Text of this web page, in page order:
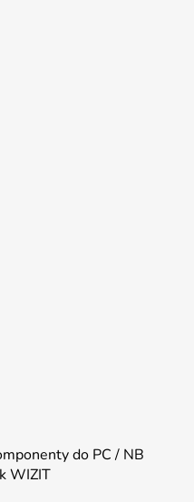
do PC / NB
WIZIT